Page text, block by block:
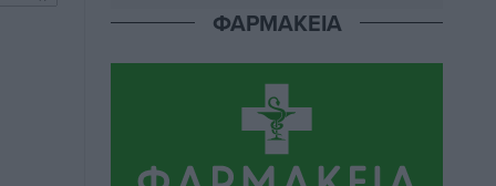
βάσανα της προετοιμασίας
πριν 5 ώρες
ΦΑΡΜΑΚΕΙΑ